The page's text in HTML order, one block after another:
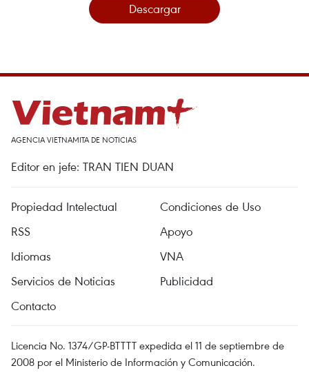
Descargar
AGENCIA VIETNAMITA DE NOTICIAS
Editor en jefe: TRAN TIEN DUAN
Propiedad Intelectual
Condiciones de Uso
RSS
Apoyo
Idiomas
VNA
Servicios de Noticias
Publicidad
Contacto
Licencia No. 1374/GP-BTTTT expedida el 11 de septiembre de
2008 por el Ministerio de Información y Comunicación.